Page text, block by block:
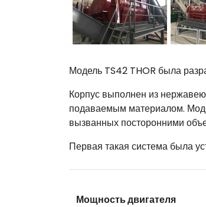
Модель TS42 THOR была
Корпус выполнен из
подаваемым материалом.
вызванных посторонними
Первая такая система была
Мощность двигателя